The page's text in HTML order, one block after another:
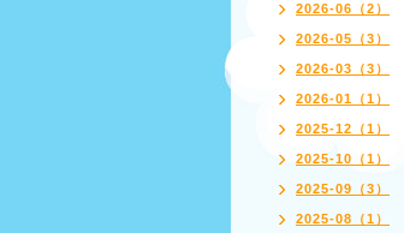
2026-06（2）
2026-05（3）
2026-03（3）
2026-01（1）
2025-12（1）
2025-10（1）
2025-09（3）
2025-08（1）